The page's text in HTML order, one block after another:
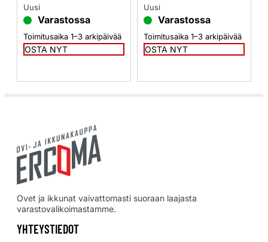
Uusi
Varastossa
Toimitusaika 1–3 arkipäivää
OSTA NYT
Uusi
Varastossa
Toimitusaika 1–3 arkipäivää
OSTA NYT
Ovet ja ikkunat vaivattomasti suoraan laajasta
varastovalikoimastamme.
YHTEYSTIEDOT